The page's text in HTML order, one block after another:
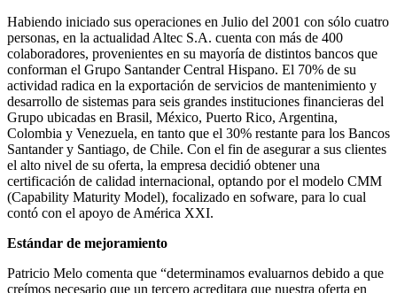
Habiendo iniciado sus operaciones en Julio del 2001 con sólo cuatro
personas, en la actualidad Altec S.A. cuenta con más de 400
colaboradores, provenientes en su mayoría de distintos bancos que
conforman el Grupo Santander Central Hispano. El 70% de su
actividad radica en la exportación de servicios de mantenimiento y
desarrollo de sistemas para seis grandes instituciones financieras del
Grupo ubicadas en Brasil, México, Puerto Rico, Argentina,
Colombia y Venezuela, en tanto que el 30% restante para los Bancos
Santander y Santiago, de Chile. Con el fin de asegurar a sus clientes
el alto nivel de su oferta, la empresa decidió obtener una
certificación de calidad internacional, optando por el modelo CMM
(Capability Maturity Model), focalizado en sofware, para lo cual
contó con el apoyo de América XXI.
Estándar de mejoramiento
Patricio Melo comenta que “determinamos evaluarnos debido a que
creímos necesario que un tercero acreditara que nuestra oferta en